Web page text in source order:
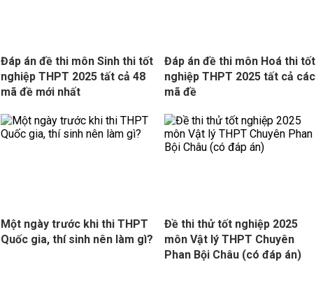
Đáp án đề thi môn Sinh thi tốt
nghiệp THPT 2025 tất cả 48
mã đề mới nhất
Đáp án đề thi môn Hoá thi tốt
nghiệp THPT 2025 tất cả các
mã đề
Một ngày trước khi thi THPT
Quốc gia, thí sinh nên làm gì?
Đề thi thử tốt nghiệp 2025
môn Vật lý THPT Chuyên
Phan Bội Châu (có đáp án)